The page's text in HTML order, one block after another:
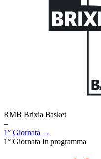
RMB Brixia Basket
–
1° Giornata →
1° Giornata In programma